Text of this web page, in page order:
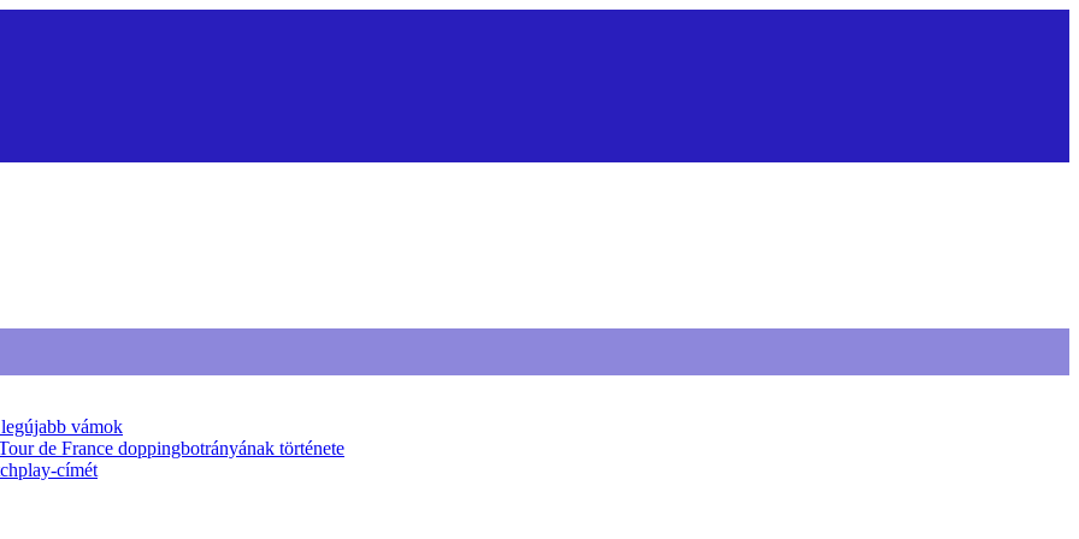
vámok
de France doppingbotrányának története
címét